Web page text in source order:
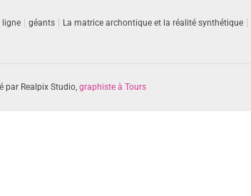
ligne géants La matrice archontique et la réalité synthétique
par Realpix Studio, graphiste à Tours